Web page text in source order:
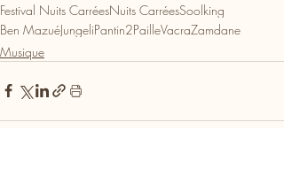
Festival Nuits CarréesNuits CarréesSoolking
Ben MazuéJungeliPantin2PailleVacraZamdane
Musique